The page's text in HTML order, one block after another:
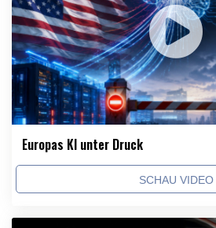
Europas KI unter Druck
SCHAU VIDEO